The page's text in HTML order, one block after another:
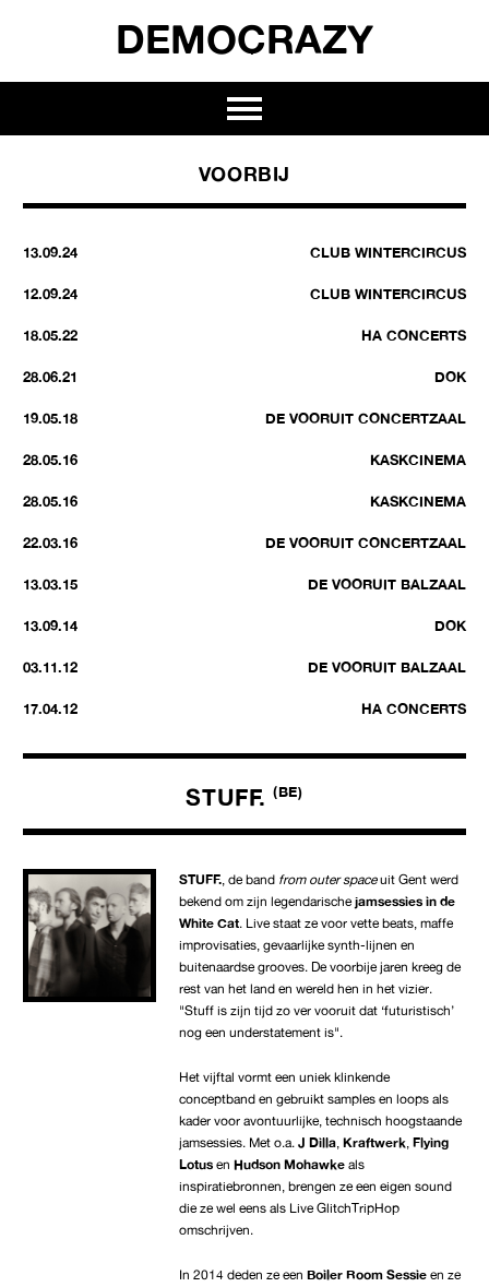
DEMOCRAZY
STUFF. (BE)
STUFF., de band from outer spaceuit Gent werd
bekend om zijn legendarischejamsessies in de
White Cat. Live staat ze voor vette beats, maffe
improvisaties, gevaarlijke synth-lijnen en
buitenaardse grooves. De voorbije jaren kreeg de
rest van het land en wereld hen in het vizier.
"Stuff is zijn tijd zo ver vooruit dat ‘futuristisch’
nog een understatement is".
Het vijftal vormt een uniek klinkende
conceptband en gebruikt samples en loops als
kader voor avontuurlijke, technisch hoogstaande
jamsessies. Met o.a. J Dilla, Kraftwerk, Flying
Lotus en Hudson Mohawke als
inspiratiebronnen, brengen ze een eigen sound
die ze wel eens als Live GlitchTripHop
omschrijven.
In 2014 deden ze een Boiler Room Sessieen ze
VOORBIJ
13.09.24 CLUB WINTERCIRCUS
12.09.24 CLUB WINTERCIRCUS
18.05.22 HA CONCERTS
28.06.21 DOK
19.05.18 DE VOORUIT CONCERTZAAL
28.05.16 KASKCINEMA
28.05.16 KASKCINEMA
22.03.16 DE VOORUIT CONCERTZAAL
13.03.15 DE VOORUIT BALZAAL
13.09.14 DOK
03.11.12 DE VOORUIT BALZAAL
17.04.12 HA CONCERTS